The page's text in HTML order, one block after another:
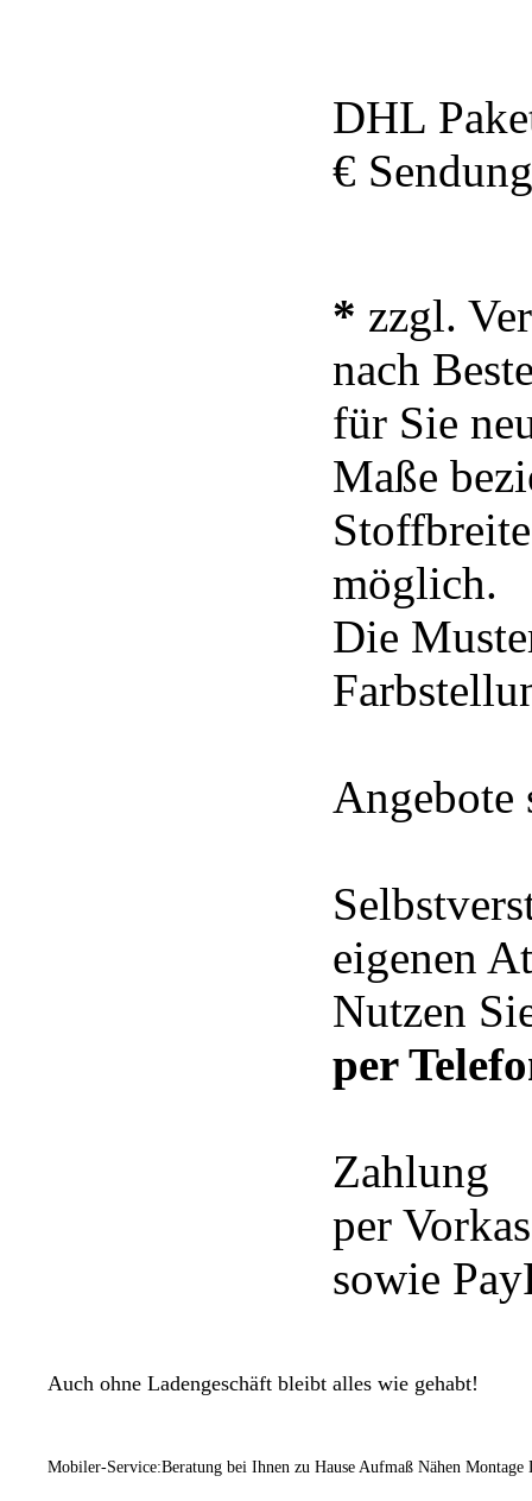
DHL
€
* zzgl.
nach
für Sie
Maße
möglich.
Die
Angebote
eigenen
Nutzen
per
Zahlung
per
sowie
Auch ohne Ladengeschäft bleibt alles wie gehabt!
Mobiler-Service:Beratung bei Ihnen zu Hause Aufmaß Nähen Montage